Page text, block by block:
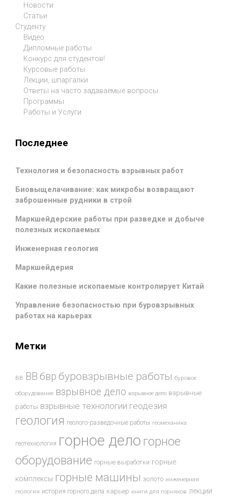
Новости
Статьи
Студенту
Видео
Дипломные работы
Конкурс для студентов!
Курсовые работы
Лекции, шпаргалки
Ответы на часто задаваемые вопросы
Программы
Работы и Услуги
Последнее
Технология и безопасность взрывных работ
Биовыщелачивание: как микробы возвращают
заброшенные рудники в строй
Маркшейдерские работы при разведке и добыче
полезных ископаемых
Инженерная геология
Маркшейдерия
Какие полезные ископаемые контролирует Китай
Управление безопасностью при буровзрывных
работах на карьерах
Метки
ВВ ВВ бвр буровзрывные работы буровое
оборудование взрывное дело взрывное дело взрывные
работы взрывные технологии геодезия
геология геолого-разведочные работы геомеханика
геотехнология горное дело горное
оборудование горные выработки горные
комплексы горные машины золото инженерная
геология история горного дела карьер книги для горняков лекции